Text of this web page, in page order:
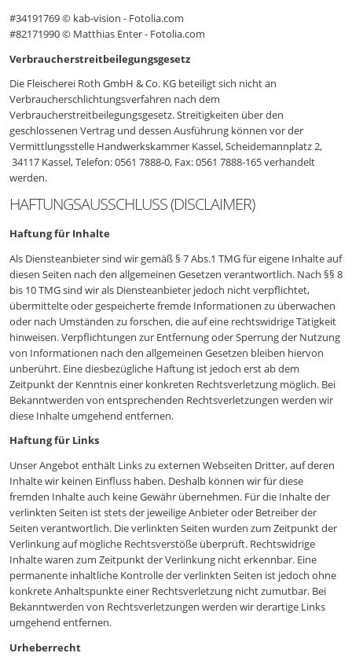
#34191769 © kab-vision - Fotolia.com
#82171990 © Matthias Enter - Fotolia.com
Verbraucherstreitbeilegungsgesetz
Die Fleischerei Roth GmbH & Co. KG beteiligt sich nicht an
Verbraucherschlichtungsverfahren nach dem
Verbraucherstreitbeilegungsgesetz. Streitigkeiten über den
geschlossenen Vertrag und dessen Ausführung können vor der
Vermittlungsstelle Handwerkskammer Kassel, Scheidemannplatz 2,
34117 Kassel, Telefon: 0561 7888-0, Fax: 0561 7888-165 verhandelt
werden.
HAFTUNGSAUSSCHLUSS (DISCLAIMER)
Haftung für Inhalte
Als Diensteanbieter sind wir gemäß § 7 Abs.1 TMG für eigene Inhalte auf
diesen Seiten nach den allgemeinen Gesetzen verantwortlich. Nach §§ 8
bis 10 TMG sind wir als Diensteanbieter jedoch nicht verpflichtet,
übermittelte oder gespeicherte fremde Informationen zu überwachen
oder nach Umständen zu forschen, die auf eine rechtswidrige Tätigkeit
hinweisen. Verpflichtungen zur Entfernung oder Sperrung der Nutzung
von Informationen nach den allgemeinen Gesetzen bleiben hiervon
unberührt. Eine diesbezügliche Haftung ist jedoch erst ab dem
Zeitpunkt der Kenntnis einer konkreten Rechtsverletzung möglich. Bei
Bekanntwerden von entsprechenden Rechtsverletzungen werden wir
diese Inhalte umgehend entfernen.
Haftung für Links
Unser Angebot enthält Links zu externen Webseiten Dritter, auf deren
Inhalte wir keinen Einfluss haben. Deshalb können wir für diese
fremden Inhalte auch keine Gewähr übernehmen. Für die Inhalte der
verlinkten Seiten ist stets der jeweilige Anbieter oder Betreiber der
Seiten verantwortlich. Die verlinkten Seiten wurden zum Zeitpunkt der
Verlinkung auf mögliche Rechtsverstöße überprüft. Rechtswidrige
Inhalte waren zum Zeitpunkt der Verlinkung nicht erkennbar. Eine
permanente inhaltliche Kontrolle der verlinkten Seiten ist jedoch ohne
konkrete Anhaltspunkte einer Rechtsverletzung nicht zumutbar. Bei
Bekanntwerden von Rechtsverletzungen werden wir derartige Links
umgehend entfernen.
Urheberrecht